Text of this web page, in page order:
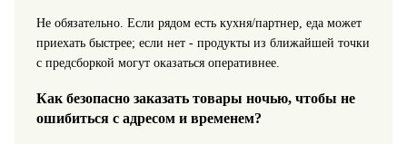
Не обязательно. Если рядом есть кухня/партнер, еда может
приехать быстрее; если нет - продукты из ближайшей точки
с предсборкой могут оказаться оперативнее.
Как безопасно заказать товары ночью, чтобы не
ошибиться с адресом и временем?